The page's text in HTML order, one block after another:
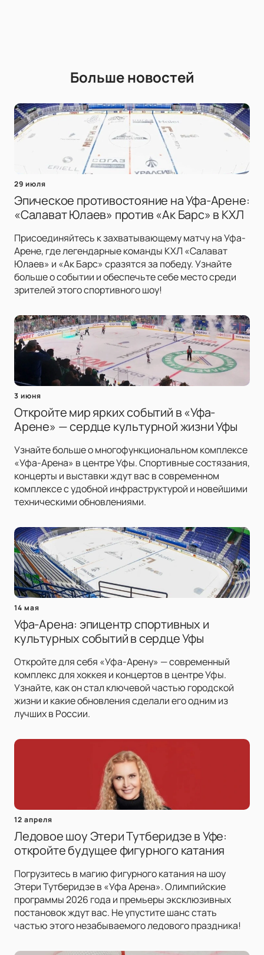
Больше новостей
29 июля
Эпическое противостояние на Уфа-Арене:
«Салават Юлаев» против «Ак Барс» в КХЛ
Присоединяйтесь к захватывающему матчу на Уфа-
Арене, где легендарные команды КХЛ «Салават
Юлаев» и «Ак Барс» сразятся за победу. Узнайте
больше о событии и обеспечьте себе место среди
зрителей этого спортивного шоу!
3 июня
Откройте мир ярких событий в «Уфа-
Арене» — сердце культурной жизни Уфы
Узнайте больше о многофункциональном комплексе
«Уфа-Арена» в центре Уфы. Спортивные состязания,
концерты и выставки ждут вас в современном
комплексе с удобной инфраструктурой и новейшими
техническими обновлениями.
14 мая
Уфа-Арена: эпицентр спортивных и
культурных событий в сердце Уфы
Откройте для себя «Уфа-Арену» — современный
комплекс для хоккея и концертов в центре Уфы.
Узнайте, как он стал ключевой частью городской
жизни и какие обновления сделали его одним из
лучших в России.
12 апреля
Ледовое шоу Этери Тутберидзе в Уфе:
откройте будущее фигурного катания
Погрузитесь в магию фигурного катания на шоу
Этери Тутберидзе в «Уфа Арена». Олимпийские
программы 2026 года и премьеры эксклюзивных
постановок ждут вас. Не упустите шанс стать
частью этого незабываемого ледового праздника!